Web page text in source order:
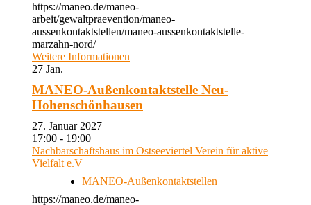
https://maneo.de/maneo-
arbeit/gewaltpraevention/maneo-
aussenkontaktstellen/maneo-aussenkontaktstelle-
marzahn-nord/
Weitere Informationen
27 Jan.
MANEO-Außenkontaktstelle Neu-
Hohenschönhausen
27. Januar 2027
17:00 - 19:00
Nachbarschaftshaus im Ostseeviertel Verein für aktive
Vielfalt e.V
MANEO-Außenkontaktstellen
https://maneo.de/maneo-